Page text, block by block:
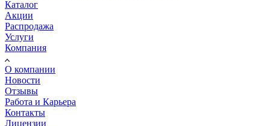
Каталог
Акции
Распродажа
Услуги
Компания
О компании
Новости
Отзывы
Работа и Карьера
Контакты
Лицензии